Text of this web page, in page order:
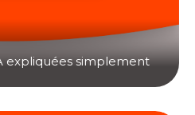
expliquées simplement